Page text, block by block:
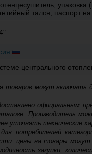
упаковка
талон, паспорт
центрального
товаров могут включать
официальным
Производитель
уточнять технические
потребителей
цены на товары
закупки,